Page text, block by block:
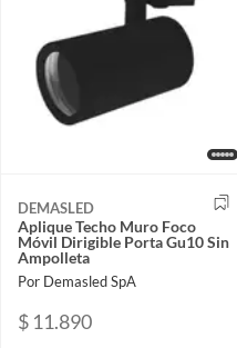
DEMASLED
Aplique Techo Muro Foco
Móvil Dirigible Porta Gu10 Sin
Ampolleta
Por Demasled SpA
$ 11.890